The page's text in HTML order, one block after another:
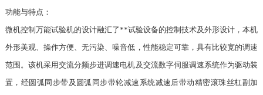
功能与特点：
微机控制万能试验机的设计融汇了**试验设备的控制技术及外形设计，本机
外形美观、操作方便、无污染、噪音低，性能稳定可靠，具有比较宽的调速
范围。该机采用交流分频步进调速电机及交流数字伺服调速系统作为驱动装
置，经圆弧同步带及圆弧同步带轮减速系统减速后带动精密滚珠丝杠副加